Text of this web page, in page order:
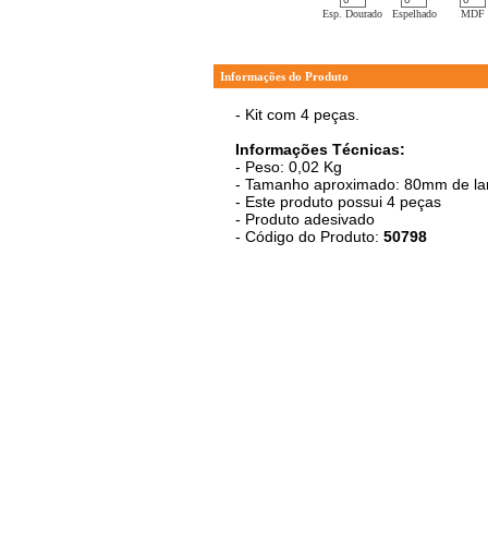
Esp. Dourado Espelhado MDF
Informações do Produto
- Kit com 4 peças.
Informações Técnicas:
- Peso: 0,02 Kg
- Tamanho aproximado: 80mm de
- Este produto possui 4 peças
- Produto adesivado
- Código do Produto: 50798